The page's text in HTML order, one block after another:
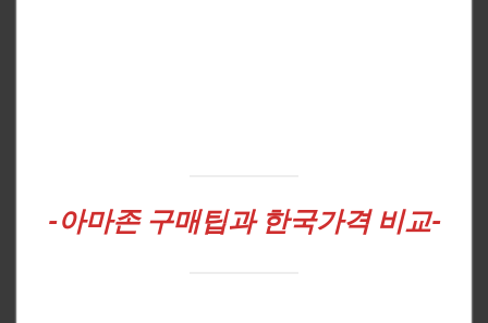
-아마존 구매팁과 한국가격 비교-